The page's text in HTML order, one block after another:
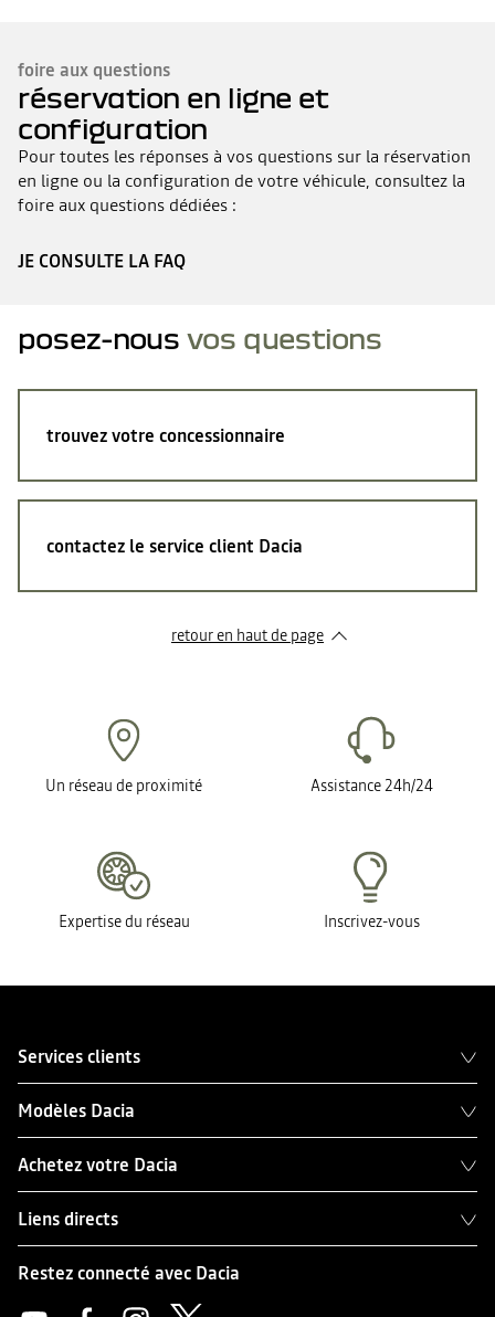
foire aux questions
réservation en ligne et
configuration
Pour toutes les réponses à vos questions sur la réservation
en ligne ou la configuration de votre véhicule, consultez la
foire aux questions dédiées :
JE CONSULTE LA FAQ
posez-nous vos questions
trouvez votre concessionnaire
contactez le service client Dacia
retour en haut de page​
Un réseau de proximité Assistance 24h/24
Expertise du réseau Inscrivez-vous
Services clients
Modèles Dacia
Achetez votre Dacia
Liens directs
Restez connecté avec Dacia